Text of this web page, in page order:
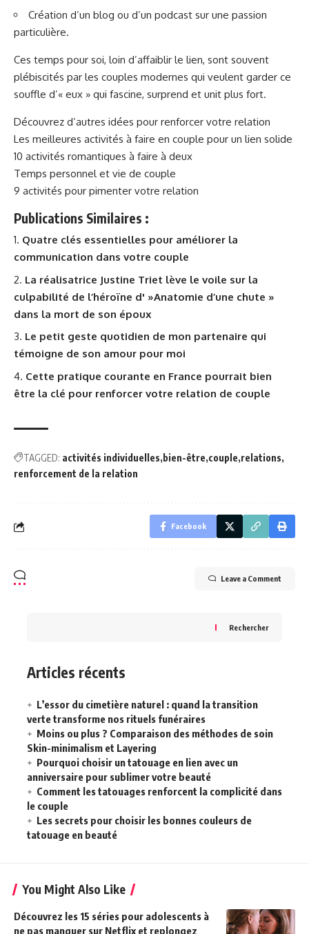
Création d’un blog ou d’un podcast sur une passion
particulière.
Ces temps pour soi, loin d’affaiblir le lien, sont souvent
plébiscités par les couples modernes qui veulent garder ce
souffle d’« eux » qui fascine, surprend et unit plus fort.
Découvrez d’autres idées pour renforcer votre relation
Les meilleures activités à faire en couple pour un lien solide
10 activités romantiques à faire à deux
Temps personnel et vie de couple
9 activités pour pimenter votre relation
Publications Similaires :
Quatre clés essentielles pour améliorer la
communication dans votre couple
La réalisatrice Justine Triet lève le voile sur la
culpabilité de l’héroïne d' »Anatomie d’une chute »
dans la mort de son époux
Le petit geste quotidien de mon partenaire qui
témoigne de son amour pour moi
Cette pratique courante en France pourrait bien
être la clé pour renforcer votre relation de couple
TAGGED: activités individuelles bien-être couple relations
renforcement de la relation
Facebook
Leave a Comment
Rechercher
Articles récents
L’essor du cimetière naturel : quand la transition
verte transforme nos rituels funéraires
Moins ou plus ? Comparaison des méthodes de soin
Skin-minimalism et Layering
Pourquoi choisir un tatouage en lien avec un
anniversaire pour sublimer votre beauté
Comment les tatouages renforcent la complicité dans
le couple
Les secrets pour choisir les bonnes couleurs de
tatouage en beauté
You Might Also Like
Découvrez les 15 séries pour adolescents à
ne pas manquer sur Netflix et replongez